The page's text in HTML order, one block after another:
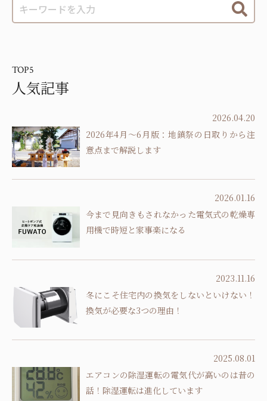
TOP5
人気記事
2026.04.20
2026年4月～6月版：地鎮祭の日取りから注
意点まで解説します
2026.01.16
今まで見向きもされなかった電気式の乾燥専
用機で時短と家事楽になる
2023.11.16
冬にこそ住宅内の換気をしないといけない！
換気が必要な3つの理由！
2025.08.01
エアコンの除湿運転の電気代が高いのは昔の
話！除湿運転は進化しています